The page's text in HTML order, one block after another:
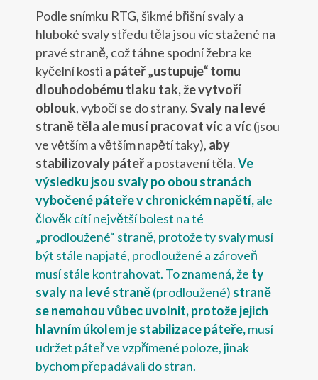
Podle snímku RTG, šikmé břišní svaly a
hluboké svaly středu těla jsou víc stažené na
pravé straně, což táhne spodní žebra ke
kyčelní kosti a páteř „ustupuje“ tomu
dlouhodobému tlaku tak, že vytvoří
oblouk, vybočí se do strany.Svaly na levé
straně těla ale musí pracovat víc a víc(jsou
ve větším a větším napětí taky), aby
stabilizovaly páteřa postavení těla.Ve
výsledku jsou svaly po obou stranách
vybočené páteře v chronickém napětí,ale
člověk cítí největší bolest na té
„prodloužené“ straně, protože ty svaly musí
být stále napjaté, prodloužené a zároveň
musí stále kontrahovat. To znamená, že ty
svaly na levé straně(prodloužené) straně
se nemohou vůbec uvolnit, protože jejich
hlavním úkolem je stabilizace páteře,musí
udržet páteř ve vzpřímené poloze, jinak
bychom přepadávali do stran.